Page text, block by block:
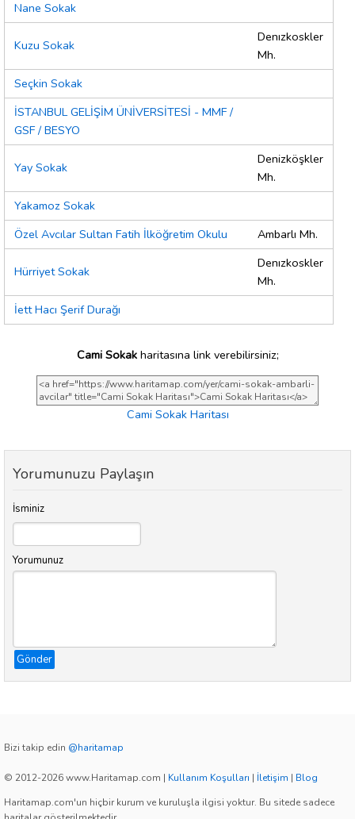
Nane Sokak
Kuzu Sokak
Denızkoskler
Mh.
Seçkin Sokak
İSTANBUL GELİŞİM ÜNİVERSİTESİ - MMF /
GSF / BESYO
Yay Sokak
Denizköşkler
Mh.
Yakamoz Sokak
Özel Avcılar Sultan Fatih İlköğretim Okulu
Ambarlı Mh.
Hürriyet Sokak
Denızkoskler
Mh.
İett Hacı Şerif Durağı
Cami Sokakharitasına link verebilirsiniz;
Cami Sokak Haritası
Yorumunuzu Paylaşın
İsminiz
Yorumunuz
Gönder
Bizi takip edin @haritamap
© 2012-2026 www.Haritamap.com | Kullanım Koşulları | İletişim | Blog
Haritamap.com'un hiçbir kurum ve kuruluşla ilgisi yoktur. Bu sitede sadece